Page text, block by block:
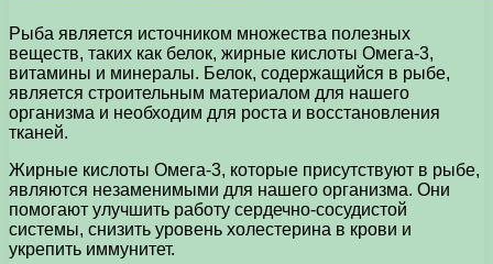
Рыба является источником множества полезных
веществ, таких как белок, жирные кислоты Омега-3,
витамины и минералы. Белок, содержащийся в рыбе,
является строительным материалом для нашего
организма и необходим для роста и восстановления
тканей.
Жирные кислоты Омега-3, которые присутствуют в рыбе,
являются незаменимыми для нашего организма. Они
помогают улучшить работу сердечно-сосудистой
системы, снизить уровень холестерина в крови и
укрепить иммунитет.